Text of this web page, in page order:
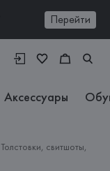
Перейти
Аксессуары
Толстовки, свитшоты,